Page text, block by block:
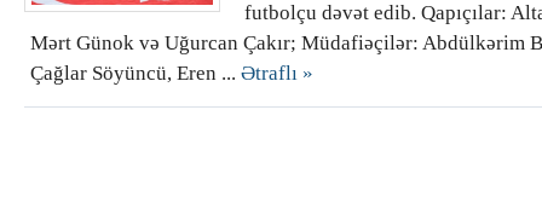
futbolçu dəvət edib. Qapıçılar:
Mərt Günok və Uğurcan Çakır; Müdafiəçilər: Abdülkərim
Çağlar Söyüncü, Eren ... Ətraflı »